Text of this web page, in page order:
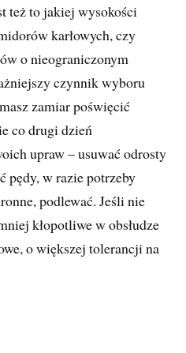
też to jakiej wysokości
karłowych, czy
o nieograniczonym
czynnik wyboru
zamiar poświęcić
co drugi dzień
upraw – usuwać odrosty
pędy, w razie potrzeby
podlewać. Jeśli nie
kłopotliwe w obsłudze
o większej tolerancji na